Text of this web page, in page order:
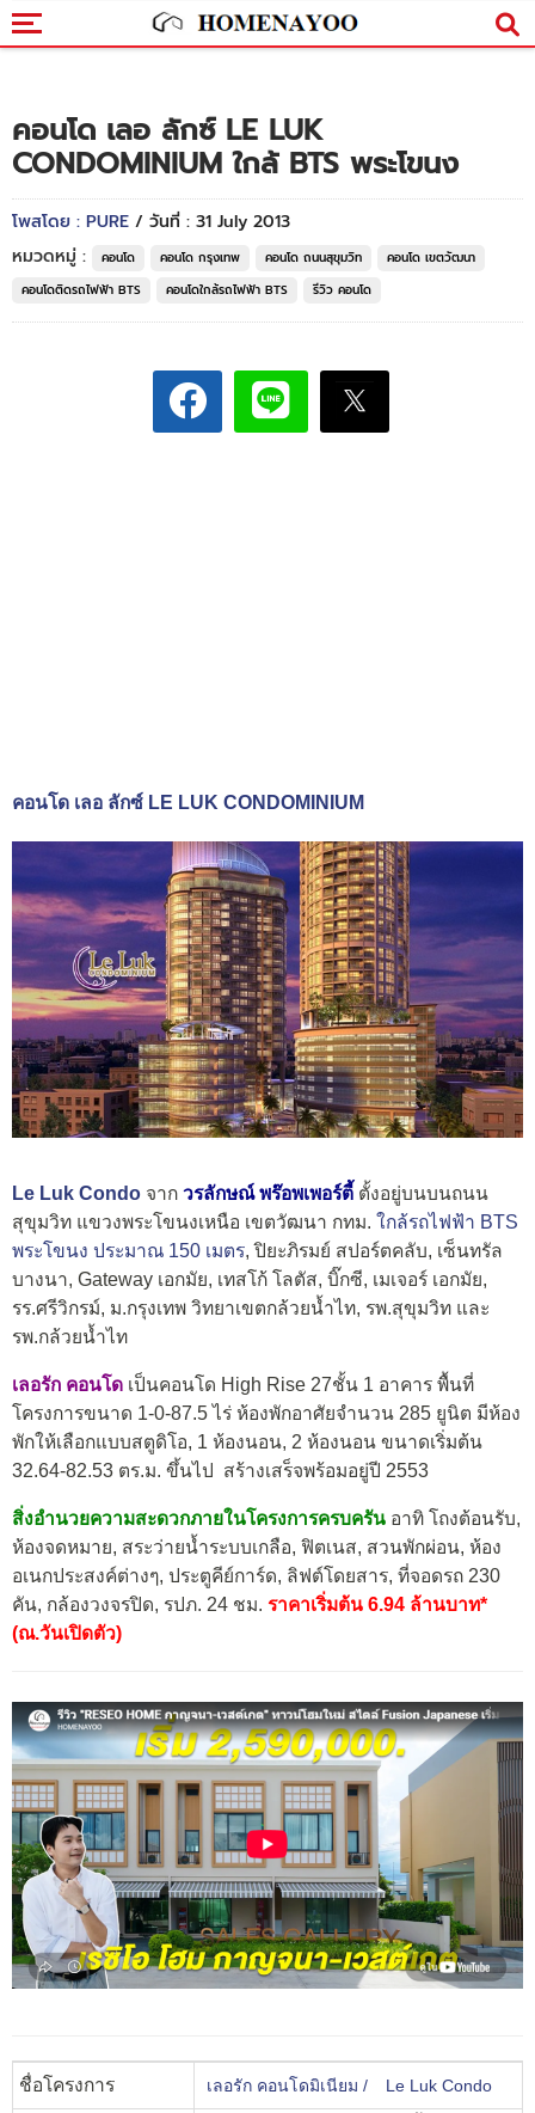
คอนโด เลอ ลักซ์ LE LUK
CONDOMINIUM ใกล้ BTS พระโขนง
โพสโดย : PURE / วันที่ : 31 July 2013
หมวดหมู่ :
คอนโด คอนโด กรุงเทพ คอนโด ถนนสุขุมวิท
คอนโด เขตวัฒนา
คอนโดติดรถไฟฟ้า BTS
คอนโดใกล้รถไฟฟ้า BTS รีวิว คอนโด
คอนโด เลอ ลักซ์ LE LUK CONDOMINIUM
Le Luk Condo จาก วรลักษณ์ พร๊อพเพอร์ตี้ ตั้งอยู่บนบนถนน
สุขุมวิท แขวงพระโขนงเหนือ เขตวัฒนา กทม. ใกล้รถไฟฟ้า BTS
พระโขนง ประมาณ 150 เมตร, ปิยะภิรมย์ สปอร์ตคลับ, เซ็นทรัล
บางนา, Gateway เอกมัย, เทสโก้ โลตัส, บิ๊กซี, เมเจอร์ เอกมัย,
รร.ศรีวิกรม์, ม.กรุงเทพ วิทยาเขตกล้วยน้ำไท, รพ.สุขุมวิท และ
รพ.กล้วยน้ำไท
เลอรัก คอนโด เป็นคอนโด High Rise 27ชั้น 1 อาคาร พื้นที่
โครงการขนาด 1-0-87.5 ไร่ ห้องพักอาศัยจำนวน 285 ยูนิต มีห้อง
พักให้เลือกแบบสตูดิโอ, 1 ห้องนอน, 2 ห้องนอน ขนาดเริ่มต้น
32.64-82.53 ตร.ม. ขึ้นไป สร้างเสร็จพร้อมอยู่ปี 2553
สิ่งอำนวยความสะดวกภายในโครงการครบครัน อาทิ โถงต้อนรับ,
ห้องจดหมาย, สระว่ายน้ำระบบเกลือ, ฟิตเนส, สวนพักผ่อน, ห้อง
อเนกประสงค์ต่างๆ, ประตูคีย์การ์ด, ลิฟต์โดยสาร, ที่จอดรถ 230
คัน, กล้องวงจรปิด, รปภ. 24 ชม. ราคาเริ่มต้น 6.94 ล้านบาท*
(ณ.วันเปิดตัว)
ชื่อโครงการ เลอรัก คอนโดมิเนียม / Le Luk Condo